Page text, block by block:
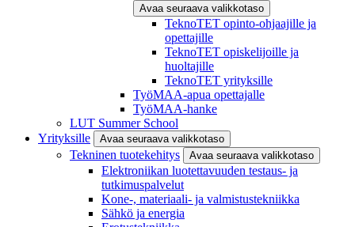
Avaa seuraava valikkotaso
TeknoTET opinto-ohjaajille ja
opettajille
TeknoTET opiskelijoille ja
huoltajille
TeknoTET yrityksille
TyöMAA-apua opettajalle
TyöMAA-hanke
LUT Summer School
Yrityksille
Avaa seuraava valikkotaso
Tekninen tuotekehitys Avaa seuraava valikkotaso
Elektroniikan luotettavuuden testaus- ja
tutkimuspalvelut
Kone-, materiaali- ja valmistustekniikka
Sähkö ja energia